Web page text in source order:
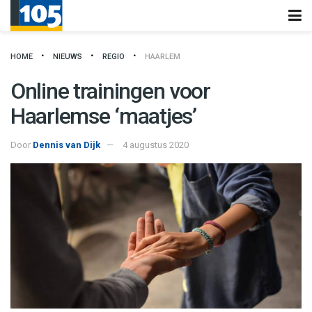
HOME NIEUWS REGIO HAARLEM
Online trainingen voor
Haarlemse ‘maatjes’
Door Dennis van Dijk 4 augustus 2020